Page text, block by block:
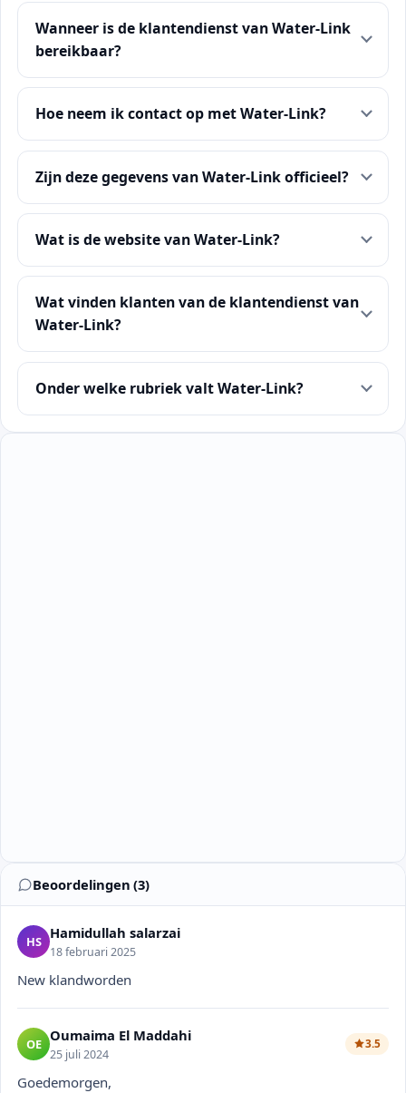
Wanneer is de klantendienst van Water-Link
bereikbaar?
Hoe neem ik contact op met Water-Link?
Zijn deze gegevens van Water-Link officieel?
Wat is de website van Water-Link?
Wat vinden klanten van de klantendienst van
Water-Link?
Onder welke rubriek valt Water-Link?
Beoordelingen (3)
HS Hamidullah salarzai
18 februari 2025
New klandworden
OE Oumaima El Maddahi
25 juli 2024
3.5
Goedemorgen,